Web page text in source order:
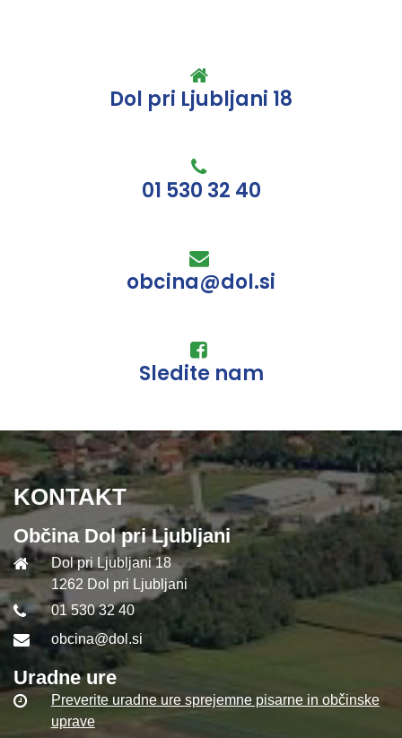
Dol pri Ljubljani 18
01 530 32 40
obcina@dol.si
Sledite nam
KONTAKT
Občina Dol pri Ljubljani
Dol pri Ljubljani 18
1262 Dol pri Ljubljani
01 530 32 40
obcina@dol.si
Uradne ure
Preverite uradne ure sprejemne pisarne in občinske
uprave